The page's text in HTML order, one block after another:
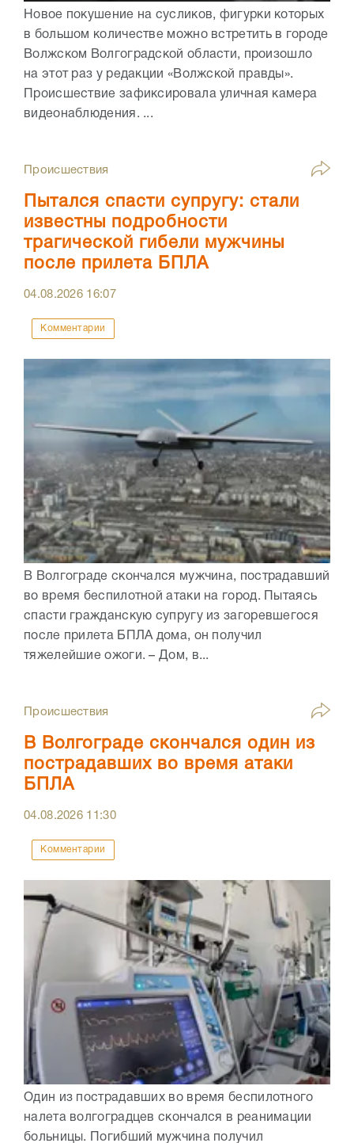
Новое покушение на сусликов, фигурки которых
в большом количестве можно встретить в городе
Волжском Волгоградской области, произошло
на этот раз у редакции «Волжской правды».
Происшествие зафиксировала уличная камера
видеонаблюдения. ...
Происшествия
Пытался спасти супругу: стали
известны подробности
трагической гибели мужчины
после прилета БПЛА
04.08.2026 16:07
Комментарии
В Волгограде скончался мужчина, пострадавший
во время беспилотной атаки на город. Пытаясь
спасти гражданскую супругу из загоревшегося
после прилета БПЛА дома, он получил
тяжелейшие ожоги. – Дом, в...
Происшествия
В Волгограде скончался один из
пострадавших во время атаки
БПЛА
04.08.2026 11:30
Комментарии
Один из пострадавших во время беспилотного
налета волгоградцев скончался в реанимации
больницы. Погибший мужчина получил